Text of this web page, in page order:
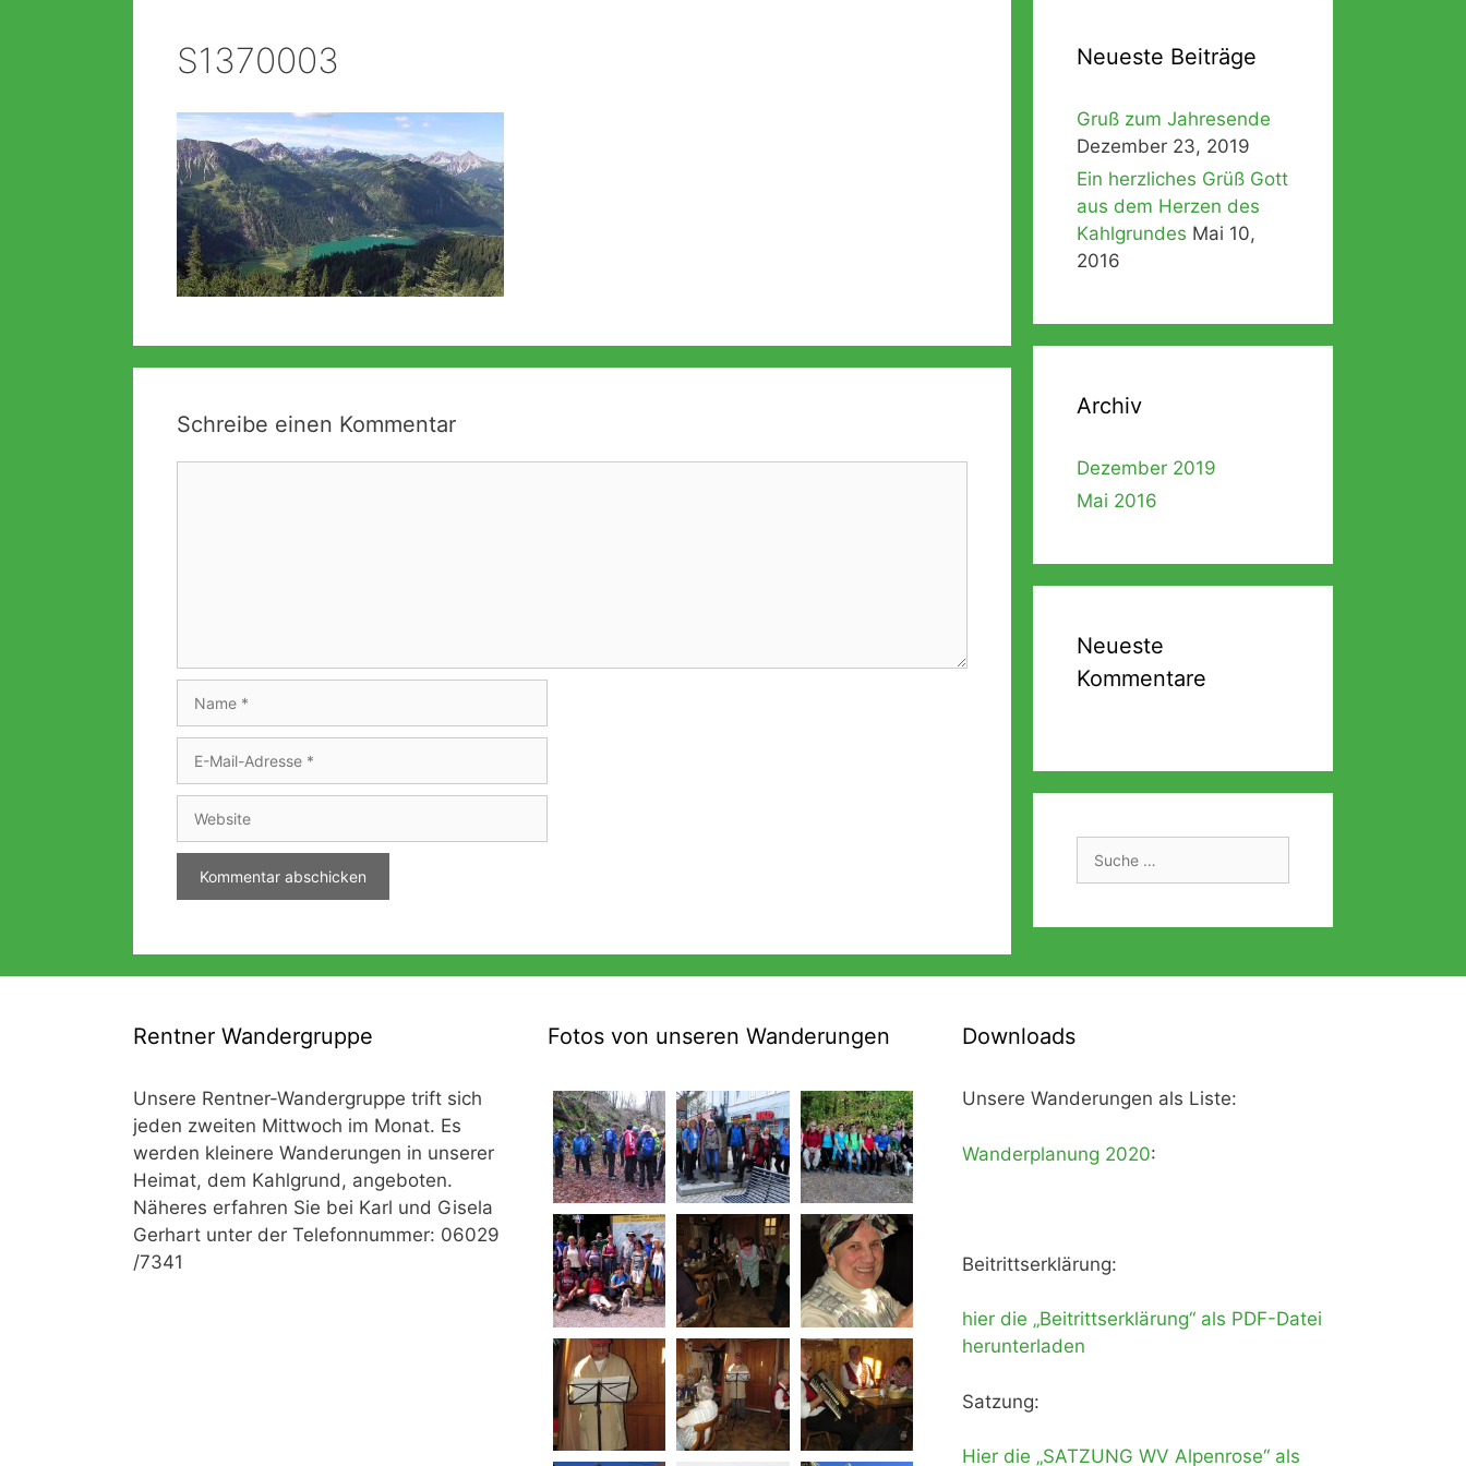
S1370003
Schreibe einen Kommentar
Mail-
Adresse
Neueste Beiträge
Gruß zum Jahresende
Dezember 23, 2019
Ein herzliches Grüß Gott
aus dem Herzen des
Kahlgrundes Mai 10,
2016
Archiv
Dezember 2019
Mai 2016
Neueste
Kommentare
Suche
Rentner Wandergruppe
Unsere Rentner-Wandergruppe trift sich
jeden zweiten Mittwoch im Monat. Es
werden kleinere Wanderungen in unserer
Heimat, dem Kahlgrund, angeboten.
Näheres erfahren Sie bei Karl und Gisela
Gerhart unter der Telefonnummer: 06029
/7341
Fotos von unseren Wanderungen Downloads
Unsere Wanderungen als Liste:
Wanderplanung 2020:
Beitrittserklärung:
hier die „Beitrittserklärung“ als PDF-Datei
herunterladen
Satzung:
Hier die „SATZUNG WV Alpenrose“ als